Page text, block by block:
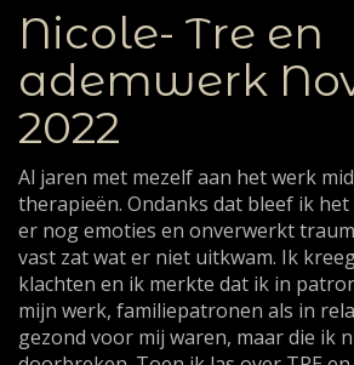
Nicole- Tre en
ademwerk
2022
Al jaren met mezelf aan het werk
therapieën. Ondanks dat bleef ik
er nog emoties en onverwerkt
vast zat wat er niet uitkwam. Ik
klachten en ik merkte dat ik in
mijn werk, familiepatronen als in
gezond voor mij waren, maar die ik